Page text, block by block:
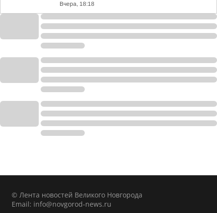
Вчера, 18:18
© Лента новостей Великого Новгорода
Email: info@novgorod-news.ru